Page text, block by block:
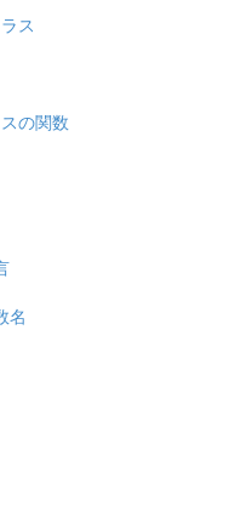
ス
の関数
名